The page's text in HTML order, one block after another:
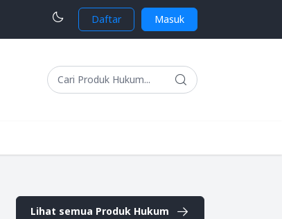
Daftar Masuk
Lihat semua Produk Hukum